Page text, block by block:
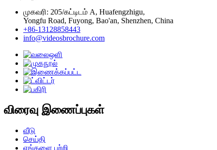
முகவரி: 205/கட்டிடம் A, Huafengzhigu,
Yongfu Road, Fuyong, Bao'an, Shenzhen, China
+86-13128858443
info@videosbrochure.com
விரைவு இணைப்புகள்
வீடு
செய்தி
எங்களை பற்றி